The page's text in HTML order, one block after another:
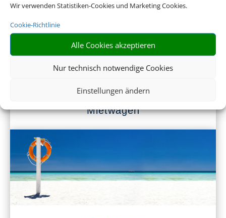
Wir verwenden Statistiken-Cookies und Marketing Cookies.
Cookie-Richtlinie
Alle Cookies akzeptieren
Nur technisch notwendige Cookies
Einstellungen ändern
Mietwagen